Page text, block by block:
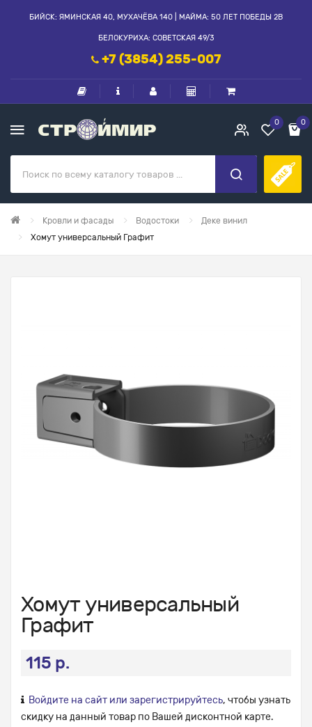
БИЙСК: ЯМИНСКАЯ 40, МУХАЧЁВА 140 | МАЙМА: 50 ЛЕТ ПОБЕДЫ 2В
БЕЛОКУРИХА: СОВЕТСКАЯ 49/3
+7 (3854) 255-007
0 0
Кровли и фасады Водостоки
Деке винил
Хомут универсальный Графит
Хомут универсальный
Графит
115 р.
Войдите на сайт или зарегистрируйтесь, чтобы узнать
скидку на данный товар по Вашей дисконтной карте.